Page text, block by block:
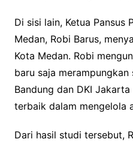
Di sisi lain, Ketua Pansus
Medan, Robi Barus,
Kota Medan. Robi
baru saja
Bandung dan DKI
terbaik dalam mengelola
​Dari hasil studi tersebut,